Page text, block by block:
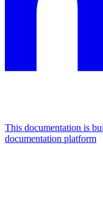
This documentation is
documentation platform